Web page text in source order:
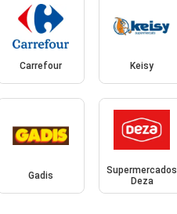
Carrefour Keisy
Gadis
Supermercados
Deza